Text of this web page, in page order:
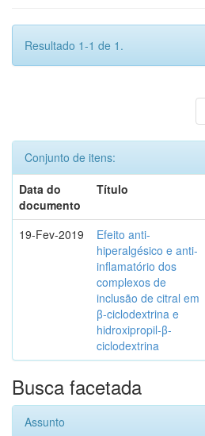
Resultado 1-1 de 1.
Conjunto de itens:
Data do
documento
Título
19-Fev-2019
Efeito anti-
hiperalgésico e anti-
inflamatório dos
complexos de
inclusão de citral em
β-ciclodextrina e
hidroxipropil-β-
ciclodextrina
Busca facetada
Assunto